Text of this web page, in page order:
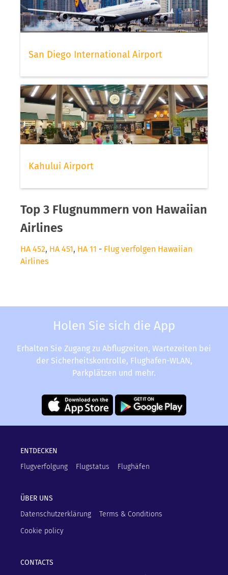
San Diego International Airport
Kahului Airport
Top 3 Flugnummern von Hawaiian
Airlines
HA 452, HA 451, HA 11 - Flug verfolgen Hawaiian
Airlines
Holen Sie sich die App
Erhalten Sie Zugang zu Abflugzeiten, Wartezeiten bei
der Sicherheitskontrolle, Flughafen-WLAN,
Parkplätzen und mehr.
ENTDECKEN
Flugverfolgung
Flugstatus Flughäfen
ÜBER UNS
Datenschutzerklärung
Terms & Conditions
Cookie policy
CONTACTS